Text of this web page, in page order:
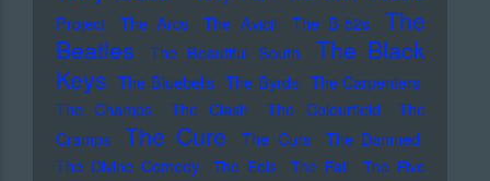
Project
The Arcs The Avicii The B-52s
The
Beatles
The Beautiful South
The Black
Keys The Bluebells The Byrds The Carpenters
The Champs
The Clash The Colourfield
The
Cramps
The Cure The Curs
The Damned
The Divine Comedy
The Eels The Fall
The Five